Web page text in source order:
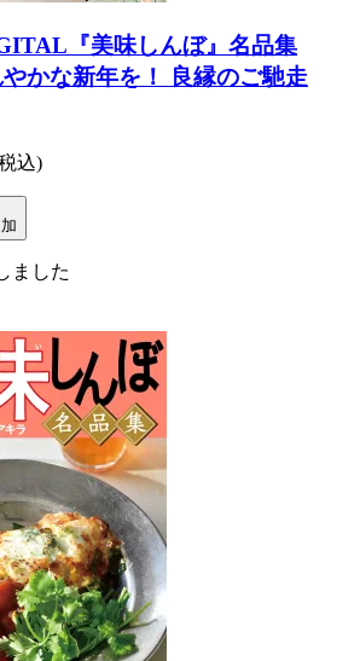
『美味しんぼ』名品集
やかな新年を！ 良縁のご馳走
込)
ました